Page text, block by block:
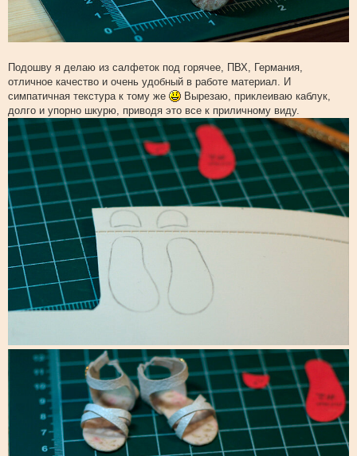
Подошву я делаю из салфеток под горячее, ПВХ, Германия,
отличное качество и очень удобный в работе материал. И
симпатичная текстура к тому же
Вырезаю, приклеиваю каблук,
долго и упорно шкурю, приводя это все к приличному виду.